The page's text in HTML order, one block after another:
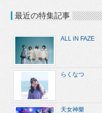
最近の特集記事
ALL iN FAZE
らくなつ
天女神樂